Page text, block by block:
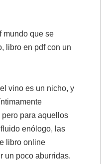
mundo que se
libro en pdf con un
vino es un nicho, y
para aquellos
enólogo, las
libro online​
un poco aburridas.